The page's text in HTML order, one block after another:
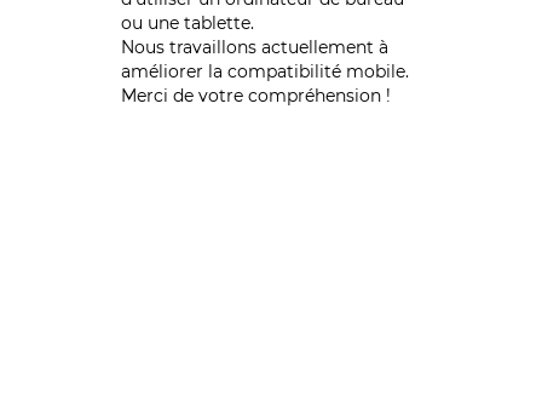
ou une tablette.
Nous travaillons actuellement à
améliorer la compatibilité mobile.
Merci de votre compréhension !